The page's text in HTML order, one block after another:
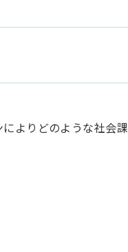
よりどのような社会課